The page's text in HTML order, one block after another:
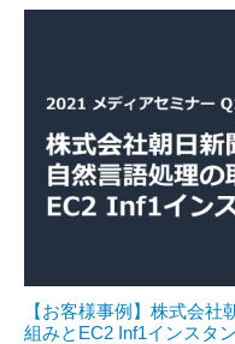
【お客様事例】株式会
組みとEC2 Inf1インスタ